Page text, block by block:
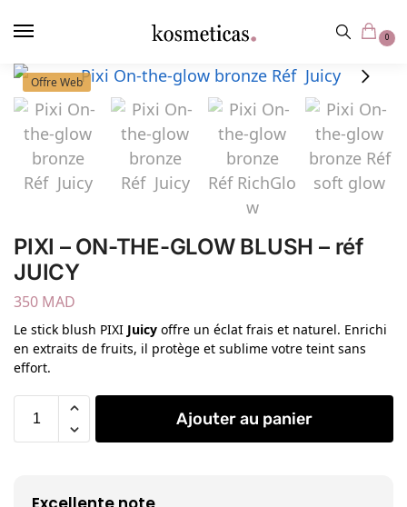
principal
0
Offre Web
PIXI – ON-THE-GLOW BLUSH – réf
JUICY
350 MAD
Le stick blush PIXI Juicy offre un éclat frais et naturel. Enrichi
en extraits de fruits, il protège et sublime votre teint sans
effort.
Ajouter au panier